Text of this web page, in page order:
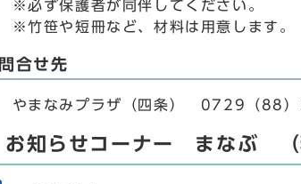
※必ず保護者が同伴してください。
※竹笹や短冊など、材料は用意します。
問合せ先
やまなみプラザ（四条） 0729（88
お知らせコーナー まなぶ （